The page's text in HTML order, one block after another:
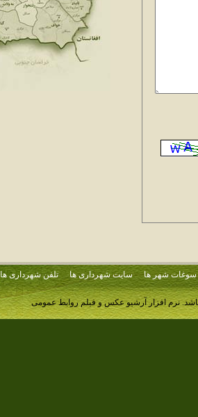
سوغات شهر ها سایت شهرداری ها تلفن شهرداری ها
نرم افزار آرشیو عکس و فیلم روابط عمومی